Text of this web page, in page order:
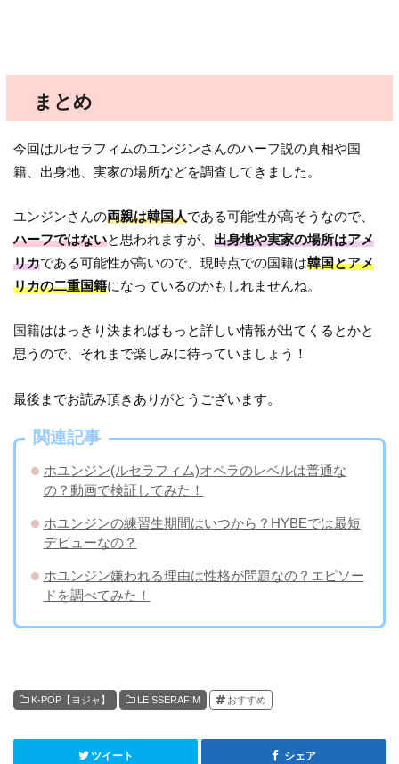
まとめ
今回はルセラフィムのユンジンさんのハーフ説の真相や国
籍、出身地、実家の場所などを調査してきました。
ユンジンさんの両親は韓国人である可能性が高そうなので、
ハーフではないと思われますが、出身地や実家の場所はアメ
リカである可能性が高いので、現時点での国籍は韓国とアメ
リカの二重国籍になっているのかもしれませんね。
国籍ははっきり決まればもっと詳しい情報が出てくるとかと
思うので、それまで楽しみに待っていましょう！
最後までお読み頂きありがとうございます。
関連記事
ホユンジン(ルセラフィム)オペラのレベルは普通な
の？動画で検証してみた！
ホユンジンの練習生期間はいつから？HYBEでは最短
デビューなの？
ホユンジン嫌われる理由は性格が問題なの？エピソー
ドを調べてみた！
K-POP【ヨジャ】 LE SSERAFIM おすすめ
ツイート シェア